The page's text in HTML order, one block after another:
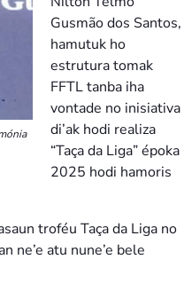
Gusmão dos Santos,
hamutuk ho
estrutura tomak
FFTL tanba iha
vontade no inisiativa
di’ak hodi realiza
“Taça da Liga” époka
2025 hodi hamoris
troféu Taça da Liga no
ne’e atu nune’e bele